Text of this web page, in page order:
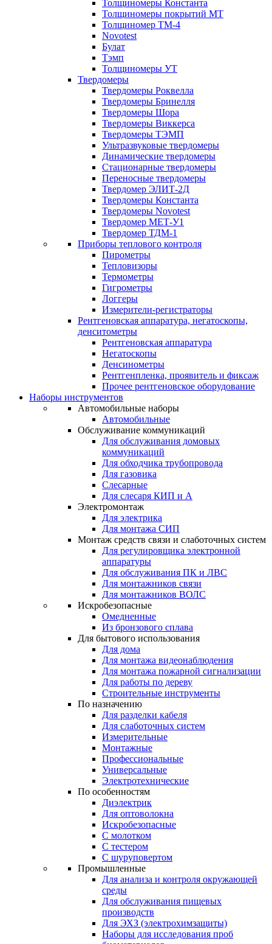
Толщиномеры Константа
Толщиномеры покрытий МТ
Толщиномер ТМ-4
Novotest
Булат
Тэмп
Толщиномеры УТ
Твердомеры
Твердомеры Роквелла
Твердомеры Бринелля
Твердомеры Шора
Твердомеры Виккерса
Твердомеры ТЭМП
Ультразвуковые твердомеры
Динамические твердомеры
Стационарные твердомеры
Переносные твердомеры
Твердомер ЭЛИТ-2Д
Твердомеры Константа
Твердомеры Novotest
Твердомер МЕТ-У1
Твердомер ТДМ-1
Приборы теплового контроля
Пирометры
Тепловизоры
Термометры
Гигрометры
Логгеры
Измерители-регистраторы
Рентгеновская аппаратура, негатоскопы,
денситометры
Рентгеновская аппаратура
Негатоскопы
Денсинометры
Рентгенпленка, проявитель и фиксаж
Прочее рентгеновское оборудование
Наборы инструментов
Автомобильные наборы
Автомобильные
Обслуживание коммуникаций
Для обслуживания домовых
коммуникаций
Для обходчика трубопровода
Для газовика
Слесарные
Для слесаря КИП и А
Электромонтаж
Для электрика
Для монтажа СИП
Монтаж средств связи и слаботочных систем
Для регулировщика электронной
аппаратуры
Для обслуживания ПК и ЛВС
Для монтажников связи
Для монтажников ВОЛС
Искробезопасные
Омедненные
Из бронзового сплава
Для бытового использования
Для дома
Для монтажа видеонаблюдения
Для монтажа пожарной сигнализации
Для работы по дереву
Строительные инструменты
По назначению
Для разделки кабеля
Для слаботочных систем
Измерительные
Монтажные
Профессиональные
Универсальные
Электротехнические
По особенностям
Диэлектрик
Для оптоволокна
Искробезопасные
С молотком
С тестером
С шуруповертом
Промышленные
Для анализа и контроля окружающей
среды
Для обслуживания пищевых
производств
Для ЭХЗ (электрохимзащиты)
Наборы для исследования проб